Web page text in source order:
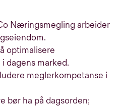
Næringsmegling arbeider
optimalisere
dagens marked.
meglerkompetanse i
bør ha på dagsorden;